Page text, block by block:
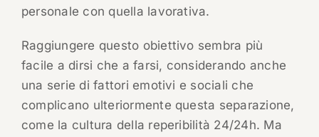
personale con quella lavorativa.
Raggiungere questo obiettivo sembra più
facile a dirsi che a farsi, considerando anche
una serie di fattori emotivi e sociali che
complicano ulteriormente questa separazione,
come la cultura della reperibilità 24/24h. Ma